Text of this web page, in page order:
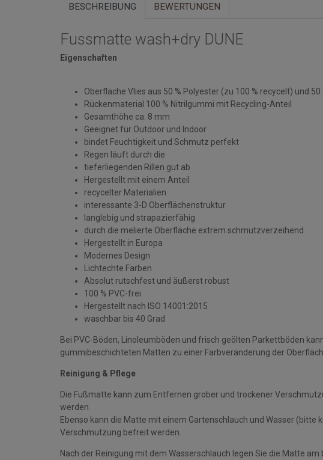
BESCHREIBUNG BEWERTUNGEN
Fussmatte wash+dry DUNE
Eigenschaften
Oberfläche Vlies aus 50 % Polyester (zu 100 % recycelt) und 50
Rückenmaterial 100 % Nitrilgummi mit Recycling-Anteil
Gesamthöhe ca. 8 mm
Geeignet für Outdoor und Indoor
bindet Feuchtigkeit und Schmutz perfekt
Regen läuft durch die
tieferliegenden Rillen gut ab
Hergestellt mit einem Anteil
recycelter Materialien
interessante 3-D Oberflächenstruktur
langlebig und strapazierfähig
durch die melierte Oberfläche extrem schmutzverzeihend
Hergestellt in Europa
Modernes Design
Lichtechte Farben
Absolut rutschfest und äußerst robust
100 % PVC-frei
Hergestellt nach ISO 14001:2015
waschbar bis 40 Grad
Bei PVC-Böden, Linoleumböden und frisch geölten Parkettböden
gummibeschichteten Matten zu einer Farbveränderung der
Reinigung & Pflege
Die Fußmatte kann zum Entfernen grober und trockener
werden.
Ebenso kann die Matte mit einem Gartenschlauch und Wasser (bitte
Verschmutzung befreit werden.
Nach der Reinigung mit dem Wasserschlauch legen Sie die Matte